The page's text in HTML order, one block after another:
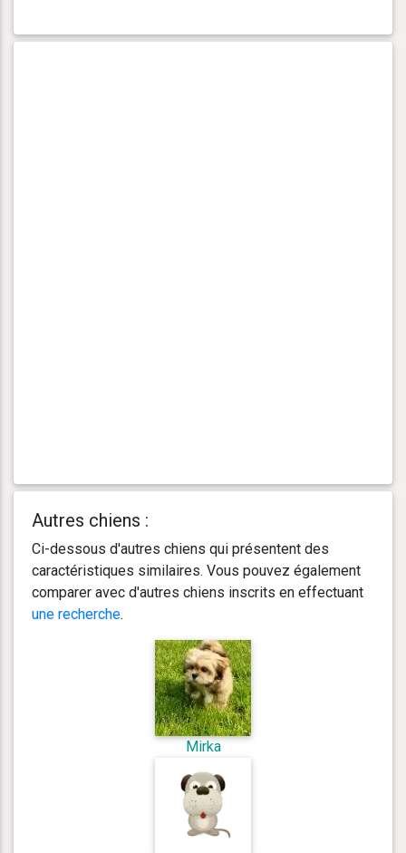
Autres chiens :
Ci-dessous d'autres chiens qui présentent des
caractéristiques similaires. Vous pouvez également
comparer avec d'autres chiens inscrits en effectuant
une recherche.
Mirka